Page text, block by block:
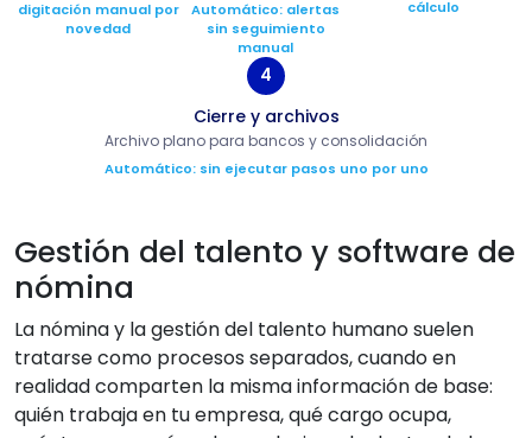
digitación manual por
novedad
Automático: alertas
sin seguimiento
manual
cálculo
4
Cierre y archivos
Archivo plano para bancos y consolidación
Automático: sin ejecutar pasos uno por uno
Gestión del talento y software de
nómina
La nómina y la gestión del talento humano suelen
tratarse como procesos separados, cuando en
realidad comparten la misma información de base:
quién trabaja en tu empresa, qué cargo ocupa,